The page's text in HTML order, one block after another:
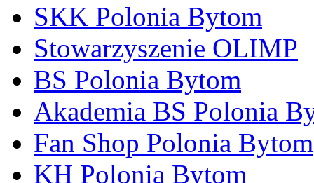
SKK Polonia Bytom
Stowarzyszenie OLIMP
BS Polonia Bytom
Akademia BS Polonia
Fan Shop Polonia Bytom
KH Polonia Bytom